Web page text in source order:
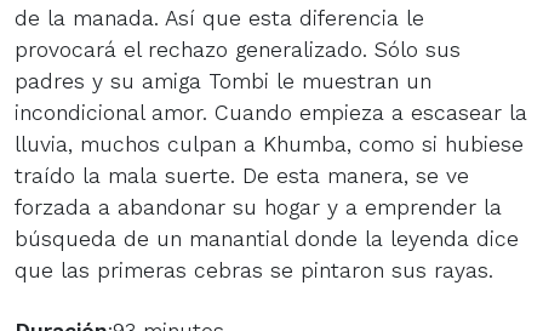
de la manada. Así que esta diferencia le
provocará el rechazo generalizado. Sólo sus
padres y su amiga Tombi le muestran un
incondicional amor. Cuando empieza a escasear la
lluvia, muchos culpan a Khumba, como si hubiese
traído la mala suerte. De esta manera, se ve
forzada a abandonar su hogar y a emprender la
búsqueda de un manantial donde la leyenda dice
que las primeras cebras se pintaron sus rayas.